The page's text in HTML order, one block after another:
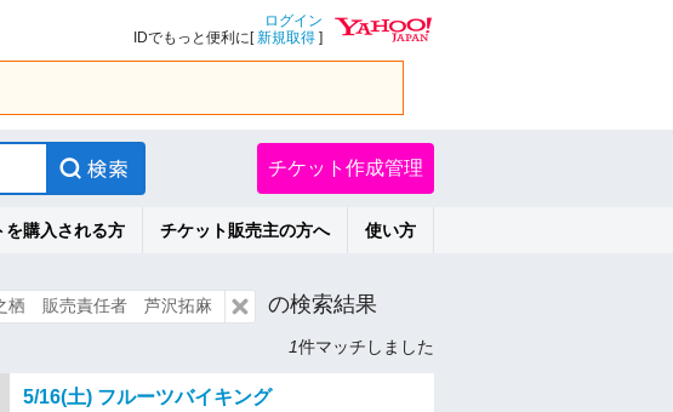
ログイン
IDでもっと便利に[新規取得 ]
チケット作成管理
を購入される方 チケット販売主の方へ 使い方
栖 販売責任者 芦沢拓麻 の検索結果
1件マッチしました
5/16(土) フルーツバイキング